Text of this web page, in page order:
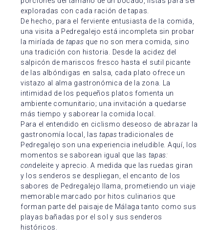
exploradas con cada ración de tapas.
De hecho, para el ferviente entusiasta de la comida,
una visita a Pedregalejo está incompleta sin probar
la miríada de tapas que no son mera comida, sino
una tradición con historia. Desde la acidez del
salpicón de mariscos fresco hasta el sutil picante
de las albóndigas en salsa, cada plato ofrece un
vistazo al alma gastronómica de la zona. La
intimidad de los pequeños platos fomenta un
ambiente comunitario; una invitación a quedarse
más tiempo y saborear la comida local.
Para el entendido en ciclismo deseoso de abrazar la
gastronomía local, lastapastradicionales de
Pedregalejo son una experiencia ineludible. Aquí, los
momentos se saborean igual que las tapas:
condeleite y aprecio. A medida que las ruedas giran
y los senderos se despliegan, el encanto de los
sabores de Pedregalejo llama, prometiendo un viaje
memorable marcado por hitos culinarios que
forman parte del paisaje de Málaga tanto como sus
playas bañadas por el sol y sus senderos
históricos.